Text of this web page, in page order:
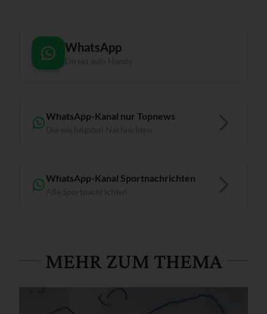
WhatsApp
WhatsApp-Kanal nur Topnews
WhatsApp-Kanal Sportnachrichten
MEHR ZUM THEMA